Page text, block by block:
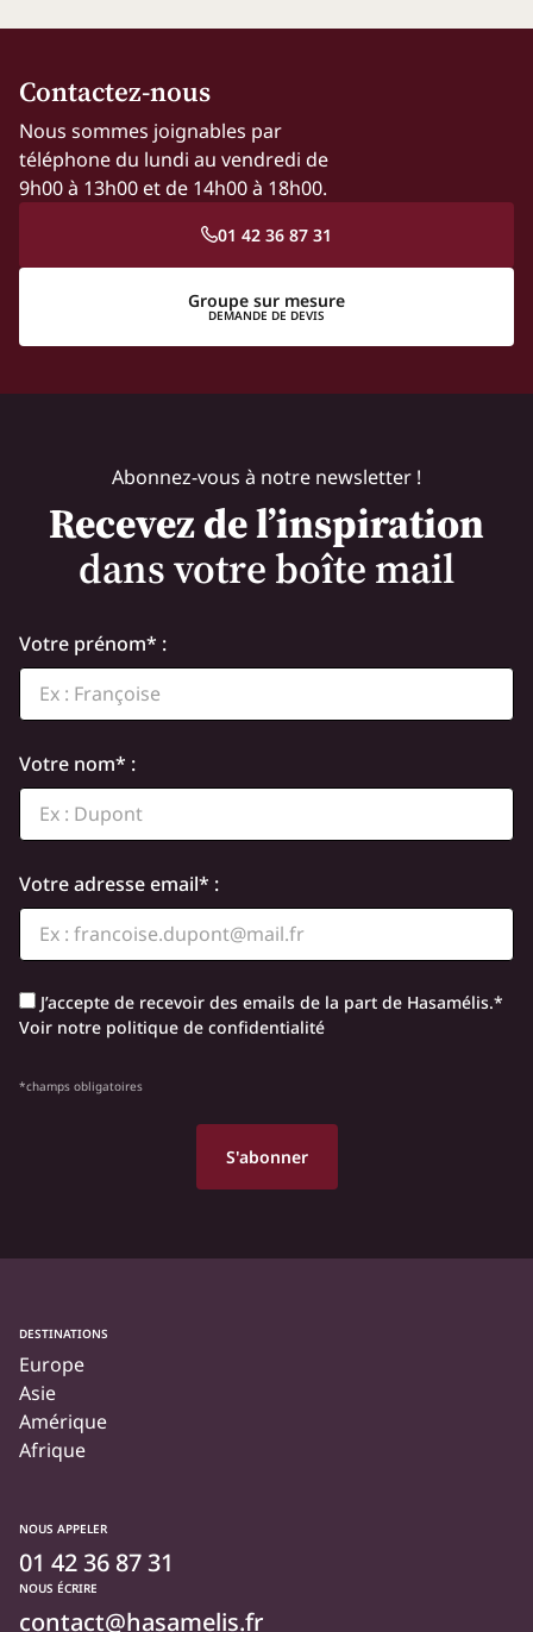
Contactez-nous
Nous sommes joignables par
téléphone du lundi au vendredi de
9h00 à 13h00 et de 14h00 à 18h00.
01 42 36 87 31
Groupe sur mesure
DEMANDE DE DEVIS
Abonnez-vous à notre newsletter !
Recevez de l’inspiration
dans votre boîte mail
Votre prénom* :
Votre nom* :
Votre adresse email* :
J’accepte de recevoir des emails de la part de Hasamélis.*
Voir notre politique de confidentialité
*champs obligatoires
DESTINATIONS
Europe
Asie
Amérique
Afrique
NOUS APPELER
01 42 36 87 31
NOUS ÉCRIRE
contact@hasamelis.fr